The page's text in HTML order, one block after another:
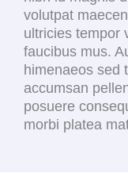
volutpat
ultricies tempor
faucibus mus.
himenaeos sed
accumsan
posuere
morbi platea